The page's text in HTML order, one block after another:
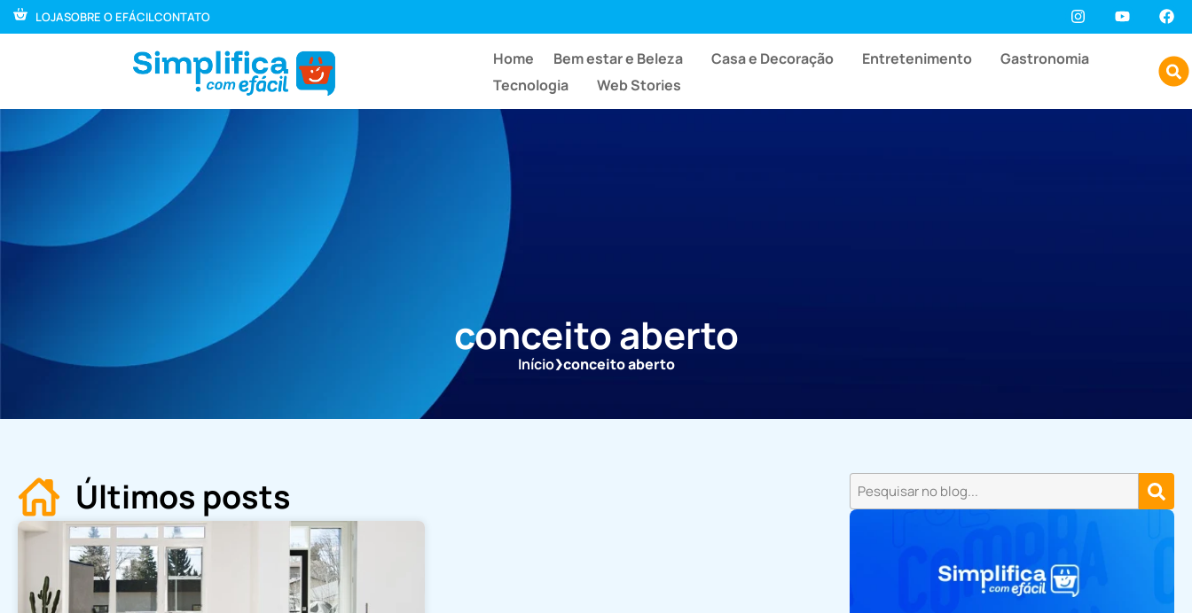
LOJASOBRE O EFÁCILCONTATO
Home Bem estar e Beleza Casa e Decoração Entretenimento
Gastronomia
Tecnologia
Web Stories
conceito aberto
Início❯conceito aberto
Últimos posts